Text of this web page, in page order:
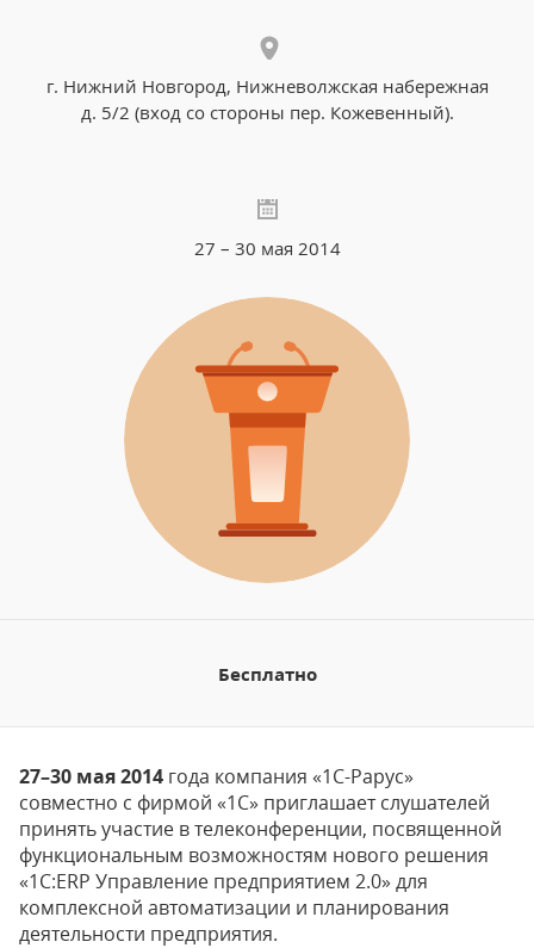
г. Нижний Новгород, Нижневолжская набережная
д. 5/2 (вход со стороны пер. Кожевенный).
27 – 30 мая 2014
Бесплатно
27–30 мая 2014 года компания «1С-Рарус»
совместно с фирмой «1С» приглашает слушателей
принять участие в телеконференции, посвященной
функциональным возможностям нового решения
«1С:ERP Управление предприятием 2.0» для
комплексной автоматизации и планирования
деятельности предприятия.